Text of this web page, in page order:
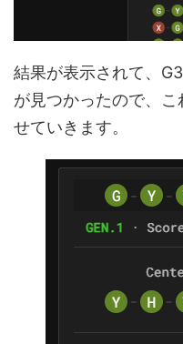
結果が表示されて、
が見つかったので、
せていきます。